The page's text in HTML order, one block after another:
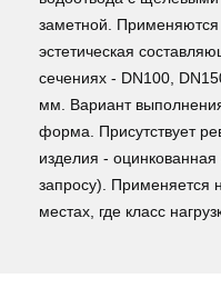
заметной. Применяются
эстетическая
сечениях - DN100,
мм. Вариант
форма. Присутствует
изделия -
запросу). Применяется
местах, где класс